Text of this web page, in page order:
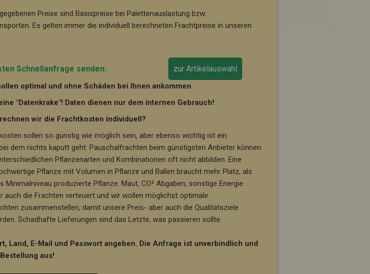
Preise sind Basispreise bei Palettenauslastung bzw.
Es gelten immer die individuell berechneten Frachtpreise in unseren
Schnellanfrage senden: zur Artikelauswahl
optimal und ohne Schäden bei Ihnen ankommen.
"Datenkrake"! Daten dienen nur dem internen Gebrauch!
wir die Frachtkosten individuell?
sollen so günstig wie möglich sein, aber ebenso wichtig ist ein
dem nichts kaputt geht. Pauschalfrachten beim günstigsten Anbieter können
Pflanzenarten und Kombinationen oft nicht abbilden. Eine
Pflanze mit Volumen in Pflanze und Ballen braucht mehr Platz, als
Minimalniveau produzierte Pflanze. Maut, CO² Abgaben, sonstige Energie
auch die Frachten verteuert und wir wollen möglichst optimale
zusammenstellen, damit unsere Preis- aber auch die Qualitätsziele
Schadhafte Lieferungen sind das Letzte, was passieren sollte.
Land, E-Mail und Passwort angeben. Die Anfrage ist unverbindlich und
aus!